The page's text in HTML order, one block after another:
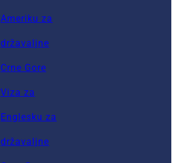
Ameriku za
državaljne
Crne Gore
Viza za
Englesku za
državaljne